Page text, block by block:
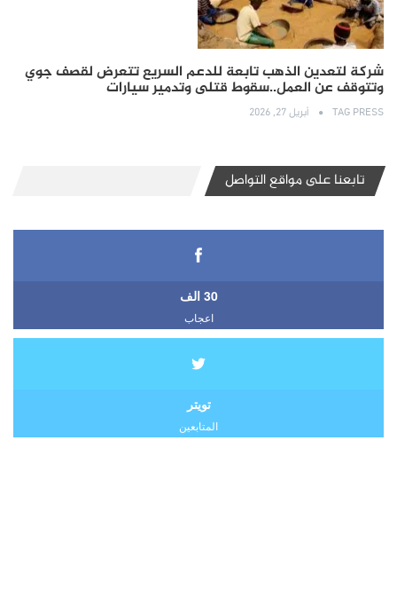
شركة لتعدين الذهب تابعة للدعم السريع تتعرض لقصف جوي
وتتوقف عن العمل..سقوط قتلى وتدمير سيارات
TAG PRESS أبريل 27, 2026
تابعنا على مواقع التواصل
30 الف
اعجاب
تويتر
المتابعين